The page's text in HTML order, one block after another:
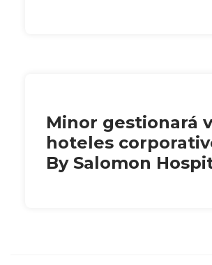
Minor gestionará
hoteles
By Salomon